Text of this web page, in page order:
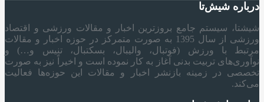
درباره شیش‌تا
شیشتا، سیستم جامع بروزترین اخبار و مقالات ورزشی و اقتصاد
ورزشی از سال 1395 به صورت متمرکز در حوزه اخبار و مقالات
مرتبط با ورزش (فوتبال، والیبال، بسکتبال، تنیس و…) و
نوآوری‌های تربیت بدنی آغاز به کار نموده است و اخیراً نیز به صورت
تخصصی در زمینه بازنشر اخبار و مقالات این حوزه‌ها فعالیت
می‌کند.